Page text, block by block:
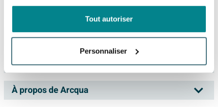
Tout autoriser
Personnaliser
Description
Arcqua Pinto baignoire semi-autoportante
180x80cm gauche blanc mat
La Arcqua Pinto baignoire semi-autoportante 180x80cm
votre salle de bains en véritable espace bien-être. Cette
Spécifications
Numéro d'article
SW804557
Série
Pinto
Fiches techniques
Dessin technique
À propos de Arcqua